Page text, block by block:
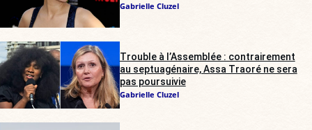
Gabrielle Cluzel
Trouble à l’Assemblée : contrairement
au septuagénaire, Assa Traoré ne sera
pas poursuivie
Gabrielle Cluzel